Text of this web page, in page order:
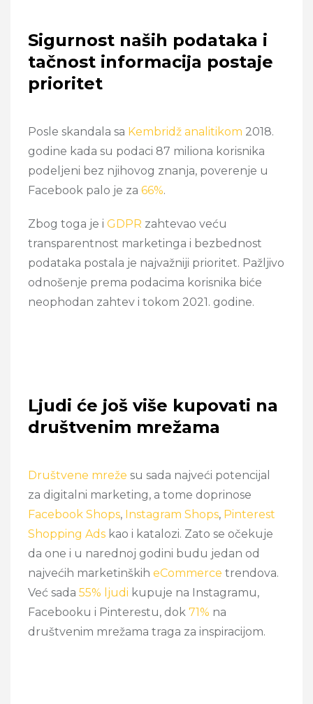
Sigurnost naših podataka i
tačnost informacija postaje
prioritet
Posle skandala sa Kembridž analitikom 2018.
godine kada su podaci 87 miliona korisnika
podeljeni bez njihovog znanja, poverenje u
Facebook palo je za 66%.
Zbog toga je i GDPR zahtevao veću
transparentnost marketinga i bezbednost
podataka postala je najvažniji prioritet. Pažljivo
odnošenje prema podacima korisnika biće
neophodan zahtev i tokom 2021. godine.
Ljudi će još više kupovati na
društvenim mrežama
Društvene mreže su sada najveći potencijal
za digitalni marketing, a tome doprinose
Facebook Shops, Instagram Shops, Pinterest
Shopping Ads kao i katalozi. Zato se očekuje
da one i u narednoj godini budu jedan od
najvećih marketinških eCommerce trendova.
Već sada 55% ljudi kupuje na Instagramu,
Facebooku i Pinterestu, dok 71% na
društvenim mrežama traga za inspiracijom.